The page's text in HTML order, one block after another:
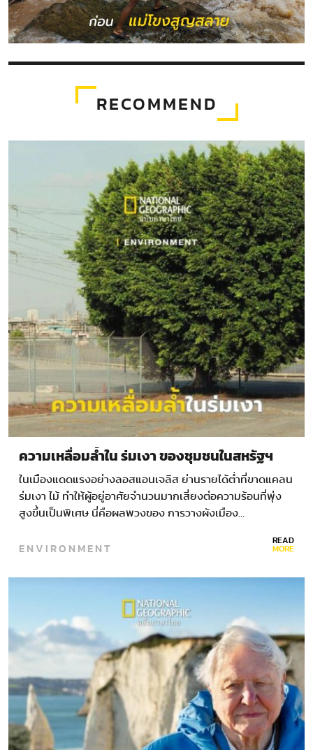
RECOMMEND
ความเหลื่อมล้ำใน ร่มเงา ของชุมชนในสหรัฐฯ
ในเมืองแดดแรงอย่างลอสแอนเจลิส ย่านรายได้ต่ำที่ขาดแคลน
ร่มเงา ไม้ ทำให้ผู้อยู่อาศัยจำนวนมากเสี่ยงต่อความร้อนที่พุ่ง
สูงขึ้นเป็นพิเศษ นี่คือผลพวงของ การวางผังเมือง…
ENVIRONMENT READ
MORE